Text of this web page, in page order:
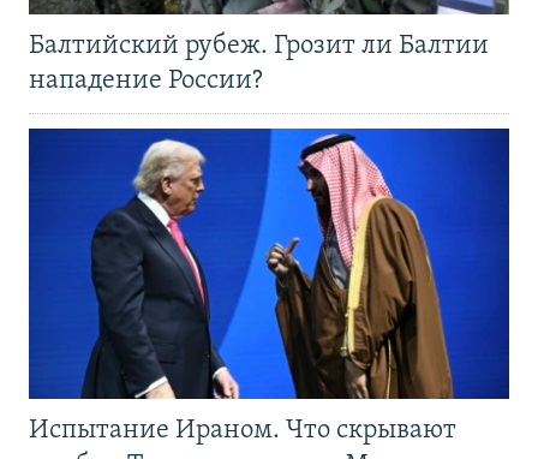
Балтийский рубеж. Грозит ли Балтии
нападение России?
Испытание Ираном. Что скрывают